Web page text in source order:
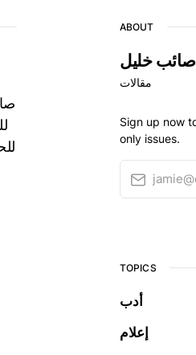
ABOUT
صائب خليل
مقالات
Sign up now
only issues.
TOPICS
أدب
إعلام